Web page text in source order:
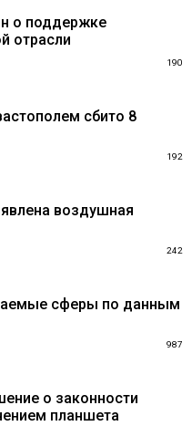
о поддержке
отрасли
190
сбито 8
192
воздушная
242
сферы по данным
987
о законности
планшета